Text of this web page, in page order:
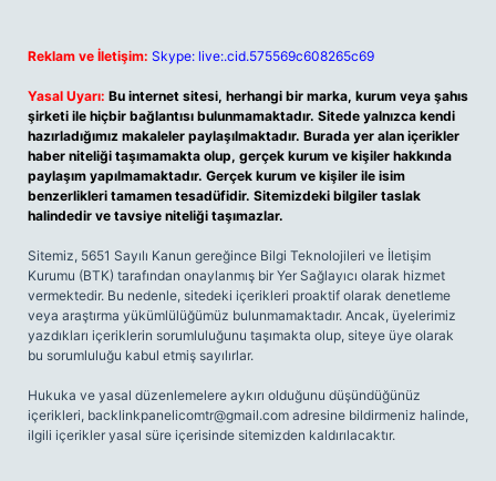
Reklam ve İletişim: Skype: live:.cid.575569c608265c69
Yasal Uyarı: Bu internet sitesi, herhangi bir marka, kurum veya şahıs
şirketi ile hiçbir bağlantısı bulunmamaktadır. Sitede yalnızca kendi
hazırladığımız makaleler paylaşılmaktadır. Burada yer alan içerikler
haber niteliği taşımamakta olup, gerçek kurum ve kişiler hakkında
paylaşım yapılmamaktadır. Gerçek kurum ve kişiler ile isim
benzerlikleri tamamen tesadüfidir. Sitemizdeki bilgiler taslak
halindedir ve tavsiye niteliği taşımazlar.
Sitemiz, 5651 Sayılı Kanun gereğince Bilgi Teknolojileri ve İletişim
Kurumu (BTK) tarafından onaylanmış bir Yer Sağlayıcı olarak hizmet
vermektedir. Bu nedenle, sitedeki içerikleri proaktif olarak denetleme
veya araştırma yükümlülüğümüz bulunmamaktadır. Ancak, üyelerimiz
yazdıkları içeriklerin sorumluluğunu taşımakta olup, siteye üye olarak
bu sorumluluğu kabul etmiş sayılırlar.
Hukuka ve yasal düzenlemelere aykırı olduğunu düşündüğünüz
içerikleri, backlinkpanelicomtr@gmail.com adresine bildirmeniz halinde,
ilgili içerikler yasal süre içerisinde sitemizden kaldırılacaktır.